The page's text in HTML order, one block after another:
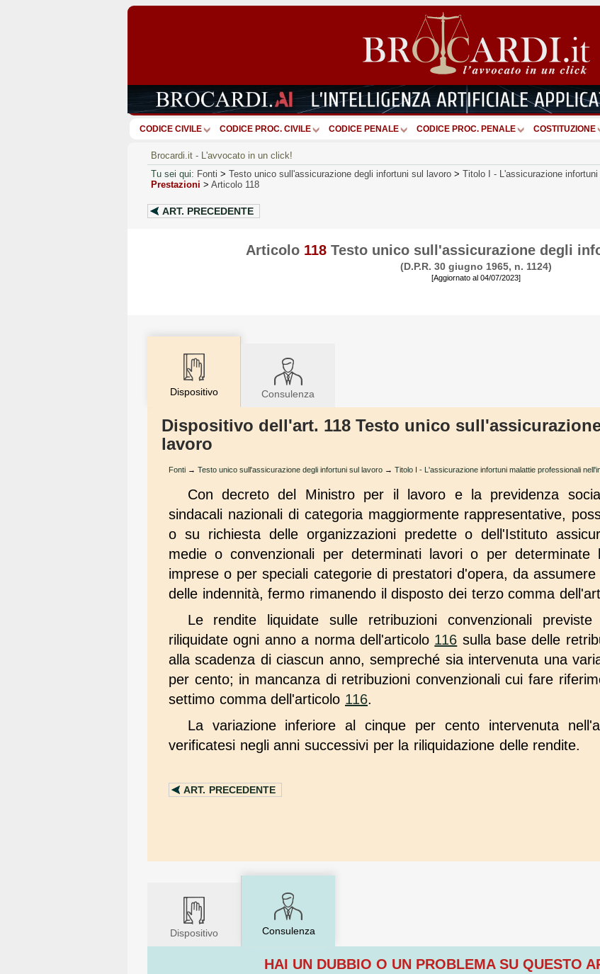
CODICE CIVILE CODICE PROC. CIVILE CODICE PENALE CODICE PROC. PENALE COSTITUZIONE
Brocardi.it - L'avvocato in un click!
Tu sei qui: Fonti > Testo unico sull'assicurazione degli infortuni sul lavoro > Titolo I - L'assicurazione
Prestazioni > Articolo 118
ART. PRECEDENTE
Articolo 118Testo unico sull'assicurazione degli
(D.P.R. 30 giugno 1965, n. 1124)
[Aggiornato al 04/07/2023]
Dispositivo Consulenza
Dispositivo dell'art. 118 Testo unico
lavoro
Fonti → Testo unico sull'assicurazione degli infortuni sul lavoro → Titolo I - L'assicurazione infortuni malattie professionali
Con decreto del Ministro per il lavoro e la previdenza
sindacali nazionali di categoria maggiormente rappresentative,
o su richiesta delle organizzazioni predette o dell'Istituto
medie o convenzionali per determinati lavori o per
imprese o per speciali categorie di prestatori d'opera, da
delle indennità, fermo rimanendo il disposto dei terzo comma
Le rendite liquidate sulle retribuzioni convenzionali
riliquidate ogni anno a norma dell'articolo 116 sulla base delle
alla scadenza di ciascun anno, sempreché sia intervenuta una
per cento; in mancanza di retribuzioni convenzionali cui fare
settimo comma dell'articolo 116.
La variazione inferiore al cinque per cento intervenuta
verificatesi negli anni successivi per la riliquidazione delle rendite.
ART. PRECEDENTE
Dispositivo Consulenza
HAI UN DUBBIO O UN PROBLEMA SU QUESTO